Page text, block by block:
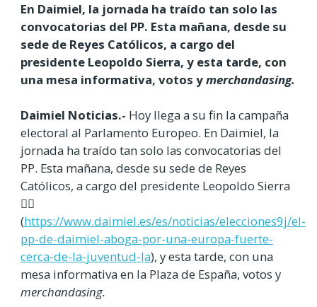
En Daimiel, la jornada ha traído tan solo las
convocatorias del PP. Esta mañana, desde su
sede de Reyes Católicos, a cargo del
presidente Leopoldo Sierra, y esta tarde, con
una mesa informativa, votos ymerchandasing.
Daimiel Noticias.- Hoy llega a su fin la campaña
electoral al Parlamento Europeo. En Daimiel, la
jornada ha traído tan solo las convocatorias del
PP. Esta mañana, desde su sede de Reyes
Católicos, a cargo del presidente Leopoldo Sierra
👉🏻
(https://www.daimiel.es/es/noticias/elecciones9j/el-
pp-de-daimiel-aboga-por-una-europa-fuerte-
cerca-de-la-juventud-la), y esta tarde, con una
mesa informativa en la Plaza de España, votos y
merchandasing.